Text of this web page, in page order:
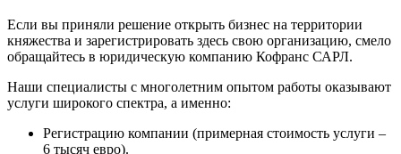
Если вы приняли решение открыть бизнес на территории
княжества и зарегистрировать здесь свою организацию, смело
обращайтесь в юридическую компанию Кофранс САРЛ.
Наши специалисты с многолетним опытом работы оказывают
услуги широкого спектра, а именно:
Регистрацию компании (примерная стоимость услуги –
6 тысяч евро).